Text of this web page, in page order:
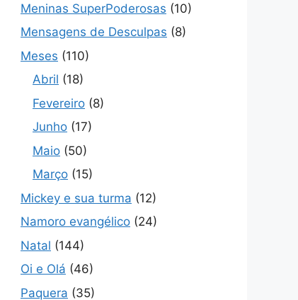
Meninas SuperPoderosas (10)
Mensagens de Desculpas (8)
Meses (110)
Abril (18)
Fevereiro (8)
Junho (17)
Maio (50)
Março (15)
Mickey e sua turma (12)
Namoro evangélico (24)
Natal (144)
Oi e Olá (46)
Paquera (35)